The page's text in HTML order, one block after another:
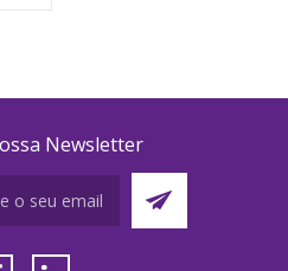
Newsletter